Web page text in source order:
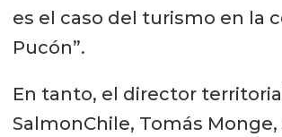
es el caso del turismo en la
Pucón”.
En tanto, el director
SalmonChile, Tomás